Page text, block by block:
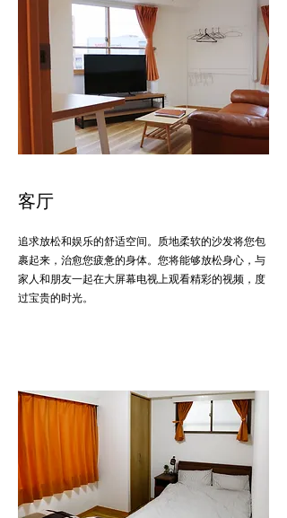
客厅
追求放松和娱乐的舒适空间。质地柔软的沙发将您包
裹起来，治愈您疲惫的身体。您将能够放松身心，与
家人和朋友一起在大屏幕电视上观看精彩的视频，度
过宝贵的时光。